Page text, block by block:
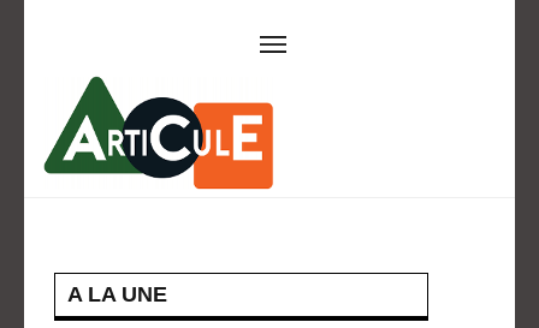
ARTICULE ASBL
Présentation
Concerts
Expositions
A LA UNE